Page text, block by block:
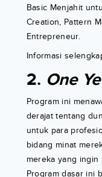
Basic Menjahit
Creation, Pattern
Entrepreneur.
Informasi
2. One
Program ini
derajat tentang
untuk para
bidang minat
mereka yang ingin
Program dasar ini